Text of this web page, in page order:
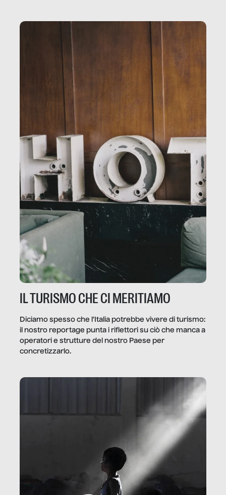
IL TURISMO CHE CI MERITIAMO
Diciamo spesso che l’Italia potrebbe vivere di turismo:
il nostro reportage punta i riflettori su ciò che manca a
operatori e strutture del nostro Paese per
concretizzarlo.